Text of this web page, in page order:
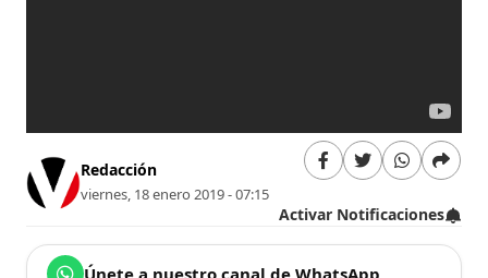
Redacción
viernes, 18 enero 2019 - 07:15
Activar Notificaciones
Únete a nuestro canal de WhatsApp